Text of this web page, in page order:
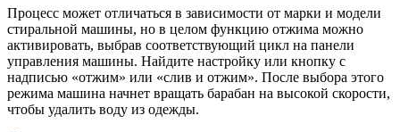
Процесс может отличаться в зависимости от марки и модели
стиральной машины, но в целом функцию отжима можно
активировать, выбрав соответствующий цикл на панели
управления машины. Найдите настройку или кнопку с
надписью «отжим» или «слив и отжим». После выбора этого
режима машина начнет вращать барабан на высокой скорости,
чтобы удалить воду из одежды.